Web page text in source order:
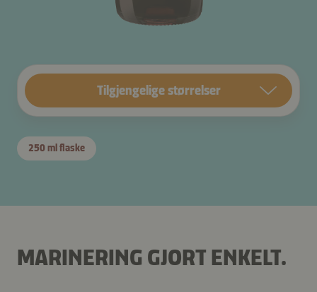
Tilgjengelige størrelser
250 ml flaske
MARINERING GJORT ENKELT.